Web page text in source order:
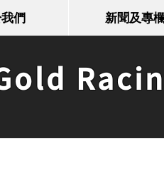
們 新聞及專欄